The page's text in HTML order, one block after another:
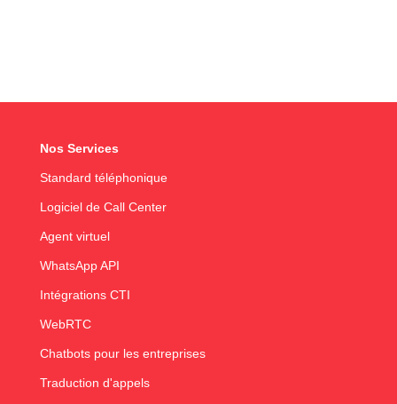
Nos Services
Standard téléphonique
Logiciel de Call Center
Agent virtuel
WhatsApp API
Intégrations CTI
WebRTC
Chatbots pour les entreprises
Traduction d'appels